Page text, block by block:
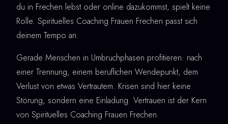
du in Frechen lebst oder online dazukommst, spielt keine
Rolle. Spirituelles Coaching Frauen Frechen passt sich
deinem Tempo an.
Gerade Menschen in Umbruchphasen profitieren: nach
einer Trennung, einem beruflichen Wendepunkt, dem
Verlust von etwas Vertrautem. Krisen sind hier keine
Störung, sondern eine Einladung. Vertrauen ist der Kern
von Spirituelles Coaching Frauen Frechen.